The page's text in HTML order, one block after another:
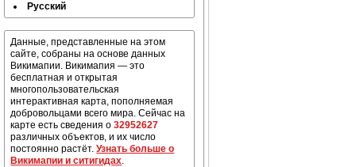
Русский
Данные, представленные на этом
сайте, собраны на основе данных
Викимапии. Викимапия — это
бесплатная и открытая
многопользовательская
интерактивная карта, пополняемая
добровольцами всего мира. Сейчас на
карте есть сведения о32952627
различных объектов, и их число
постоянно растёт.Узнать больше о
Викимапии и ситигидах.